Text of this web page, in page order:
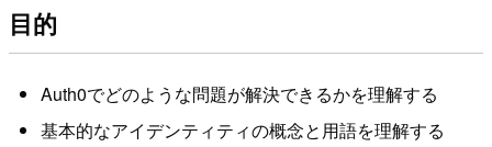
目的
Auth0でどのような問題が解決できるかを理解する
基本的なアイデンティティの概念と用語を理解する